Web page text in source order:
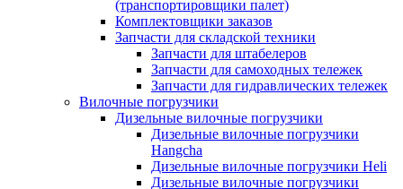
(транспортировщики палет)
Комплектовщики заказов
Запчасти для складской техники
Запчасти для штабелеров
Запчасти для самоходных тележек
Запчасти для гидравлических тележек
Вилочные погрузчики
Дизельные вилочные погрузчики
Дизельные вилочные погрузчики
Hangcha
Дизельные вилочные погрузчики Heli
Дизельные вилочные погрузчики